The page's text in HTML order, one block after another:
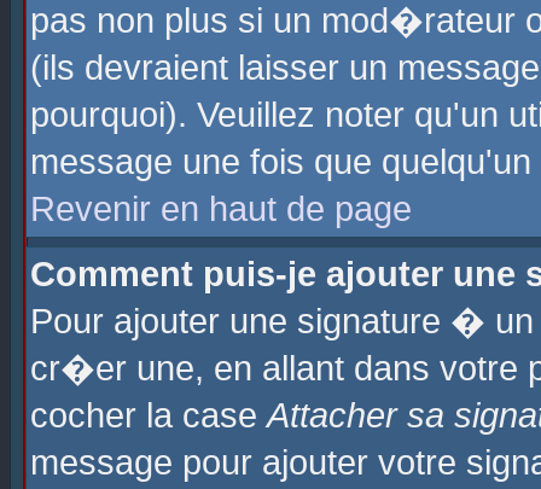
pas non plus si un mod�rateur
(ils devraient laisser un
pourquoi). Veuillez noter qu'un
message une fois que
Revenir en haut de page
Comment puis-je ajouter une
Pour ajouter une signature �
cr�er une, en allant dans
cocher la caseAttacher sa
message pour ajouter votre